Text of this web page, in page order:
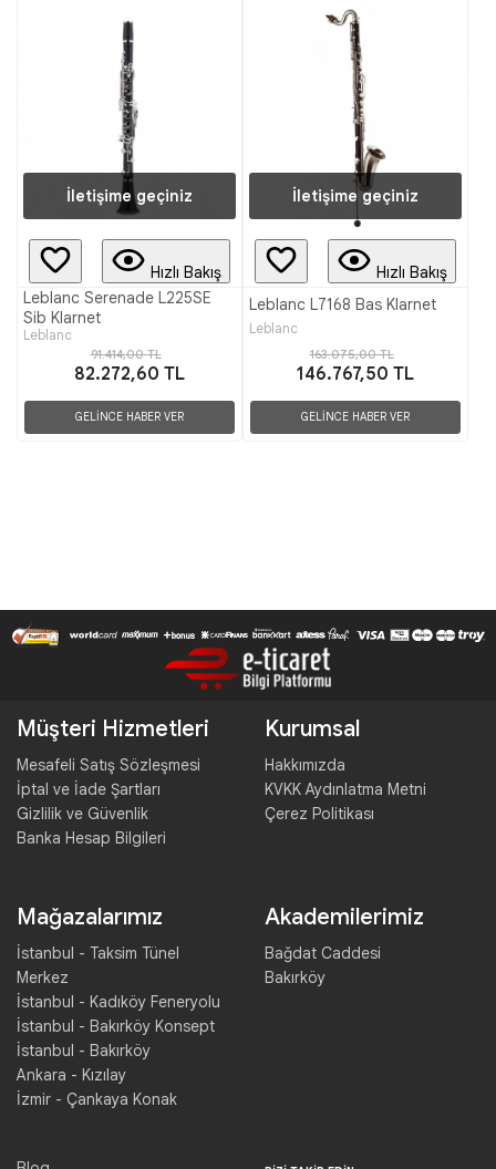
İletişime geçiniz
Hızlı Bakış
Leblanc Serenade L225SE
Sib Klarnet
Leblanc
91.414,00 TL
82.272,60 TL
GELİNCE HABER VER
İletişime geçiniz
Hızlı Bakış
Leblanc L7168 Bas Klarnet
Leblanc
163.075,00 TL
146.767,50 TL
GELİNCE HABER VER
Müşteri Hizmetleri
Mesafeli Satış Sözleşmesi
İptal ve İade Şartları
Gizlilik ve Güvenlik
Banka Hesap Bilgileri
Kurumsal
Hakkımızda
KVKK Aydınlatma Metni
Çerez Politikası
Mağazalarımız
İstanbul - Taksim Tünel
Merkez
İstanbul - Kadıköy Feneryolu
İstanbul - Bakırköy Konsept
İstanbul - Bakırköy
Ankara - Kızılay
İzmir - Çankaya Konak
Akademilerimiz
Bağdat Caddesi
Bakırköy